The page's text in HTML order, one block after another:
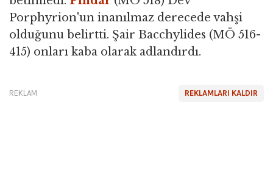
Porphyrion'un inanılmaz derecede vahşi
olduğunu belirtti. Şair Bacchylides (MÖ 516-
415) onları kaba olarak adlandırdı.
REKLAMLARI KALDIR
REKLAM